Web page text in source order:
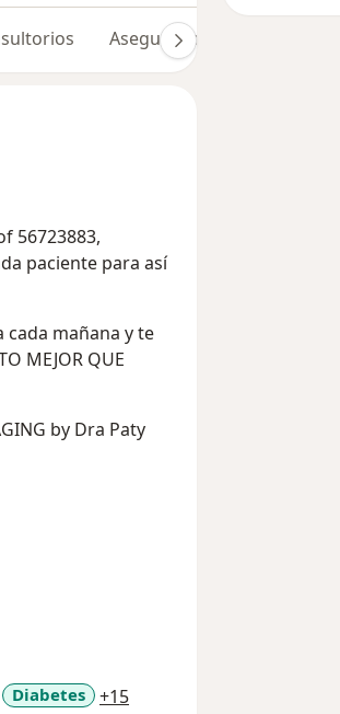
Aseguradoras
56723883,
paciente para así
mañana y te
MEJOR QUE
by Dra Paty
Diabetes +15a11y_sr_more_diseases